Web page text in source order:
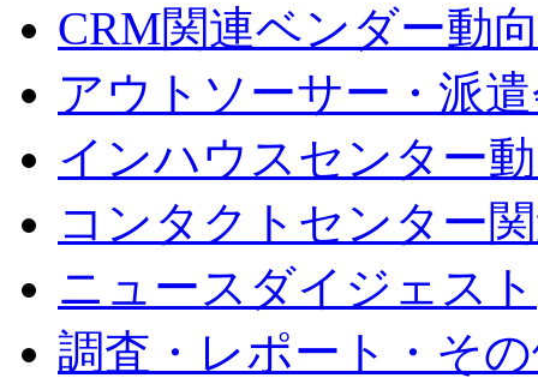
CRM関連ベンダー動
アウトソーサー・派
インハウスセンター
コンタクトセンター
ニュースダイジェスト
調査・レポート・そ